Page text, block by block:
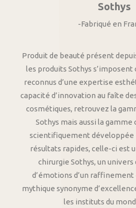
Sothys
-Fabriqué en
Produit de beauté présent
les produits Sothys
reconnus d’une expertise
capacité d’innovation au faîte
cosmétiques, retrouvez la
Sothys mais aussi la gamme
scientifiquement développée
résultats rapides, celle-ci est
chirurgie Sothys, un
d’émotions d’un
mythique synonyme
les instituts du